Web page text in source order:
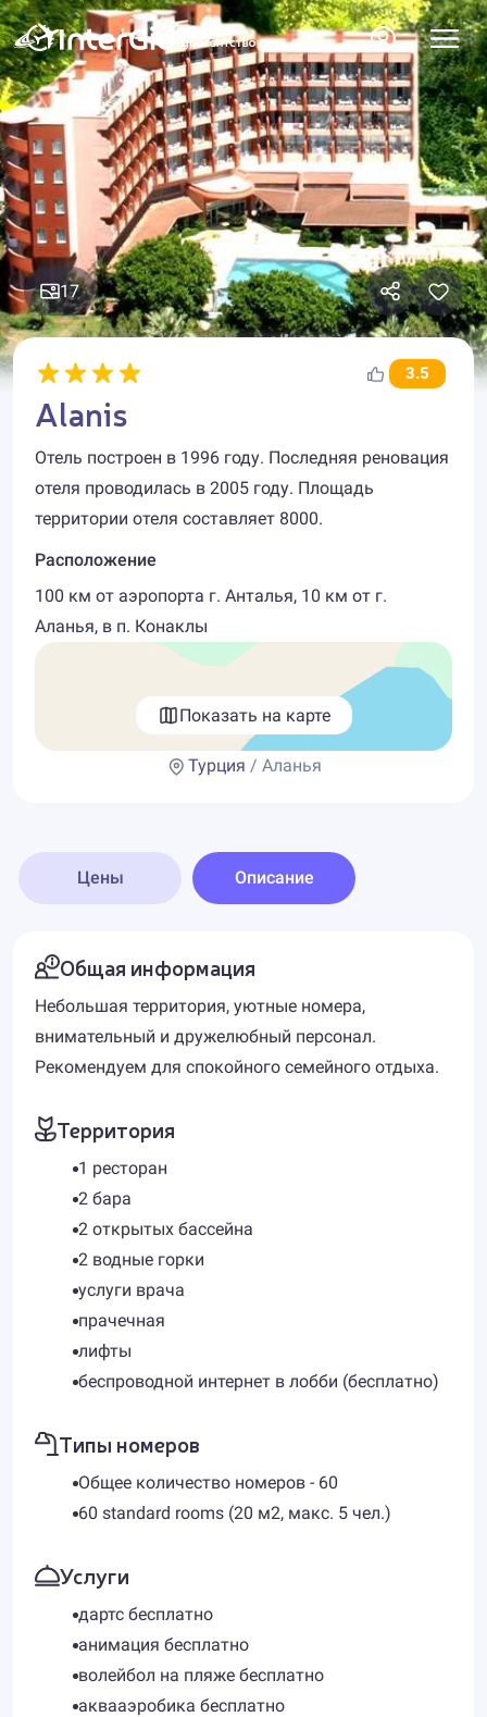
17
3.5
Alanis
Отель построен в 1996 году. Последняя реновация
отеля проводилась в 2005 году. Площадь
территории отеля составляет 8000.
Расположение
100 км от аэропорта г. Анталья, 10 км от г.
Аланья, в п. Конаклы
Показать на карте
Турция / Аланья
Цены Описание
Общая информация
Небольшая территория, уютные номера,
внимательный и дружелюбный персонал.
Рекомендуем для спокойного семейного отдыха.
Территория
1 ресторан
2 бара
2 открытых бассейна
2 водные горки
услуги врача
прачечная
лифты
беспроводной интернет в лобби (бесплатно)
Типы номеров
Общее количество номеров - 60
60 standard rooms (20 м2, макс. 5 чел.)
Услуги
дартс бесплатно
анимация бесплатно
волейбол на пляже бесплатно
аквааэробика бесплатно